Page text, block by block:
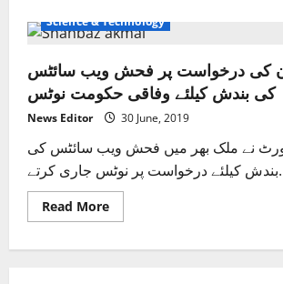
Science & Technology
کی درخواست پر فحش ویب سائٹس
کی بندش کیلئے وفاقی حکومت نوٹس
News Editor 30 June, 2019
نے ملک بھر میں فحش ویب سائٹس کی
کرتے...
Read MoreRead
more